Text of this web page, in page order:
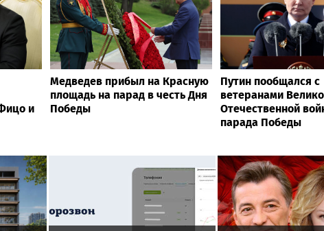
и
Медведев прибыл на Красную
площадь на парад в честь Дня
Победы
Путин пообщался с
ветеранами
Отечественной
парада Победы